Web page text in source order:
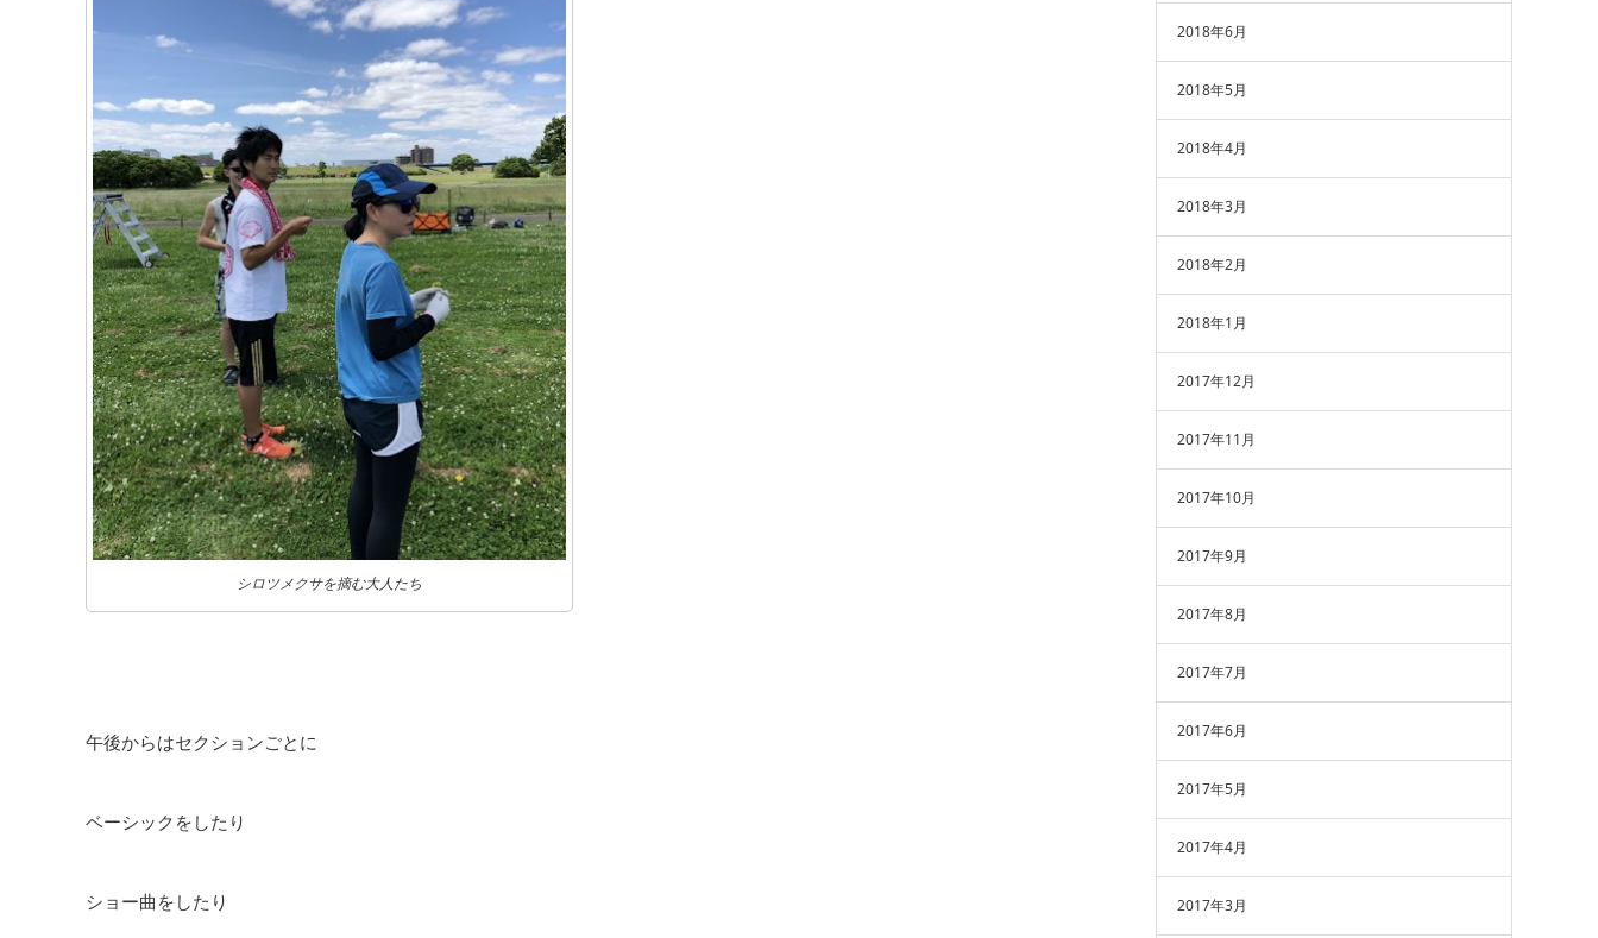
シロツメクサを摘む大人たち
午後からはセクションごとに
ベーシックをしたり
ショー曲をしたり
2018年6月
2018年5月
2018年4月
2018年3月
2018年2月
2018年1月
2017年12月
2017年11月
2017年10月
2017年9月
2017年8月
2017年7月
2017年6月
2017年5月
2017年4月
2017年3月